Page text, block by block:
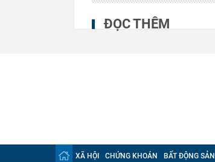
ĐỌC THÊM
XÃ HỘI CHỨNG KHOÁN BẤT ĐỘNG SẢN